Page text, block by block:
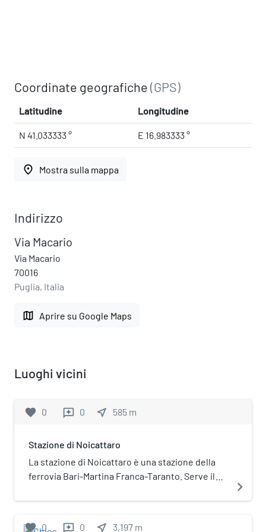
Coordinate geografiche(GPS)
Latitudine Longitudine
N 41.033333 ° E 16.983333 °
place Mostra sulla mappa
Indirizzo
Via Macario
Via Macario
70016
Puglia, Italia
map Aprire su Google Maps
Luoghi vicini
favorite 0 reviews 0 near_me 585 m
Stazione di Noicattaro
La stazione di Noicattaro è una stazione della
ferrovia Bari-Martina Franca-Taranto. Serve il
di Bari. È gestita dalle Ferrovie del Sud Est. Da
navigate_next
favorite 0 reviews 0 near_me 3,197 m